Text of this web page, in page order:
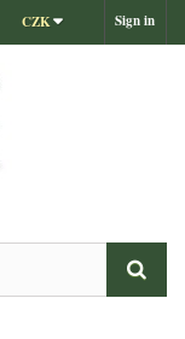
Sign in
CZK